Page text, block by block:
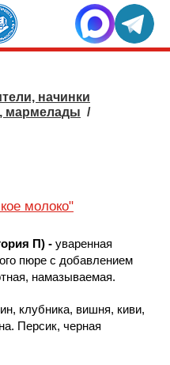
начинки
мармелады /
молоко"
П) - уваренная
пюре с добавлением
намазываемая.
клубника, вишня, киви,
Персик, черная